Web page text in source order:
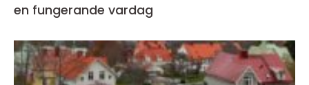
en fungerande vardag